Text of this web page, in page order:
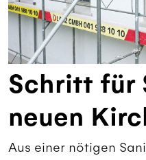
Schritt für
neuen
Aus einer nötigen